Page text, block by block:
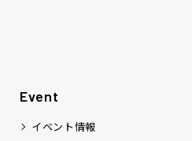
Event
イベント情報